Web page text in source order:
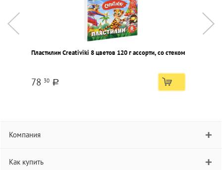
Пластилин Creativiki 8 цветов 120 г ассорти, со стеком
78 30 a
Компания
Как купить